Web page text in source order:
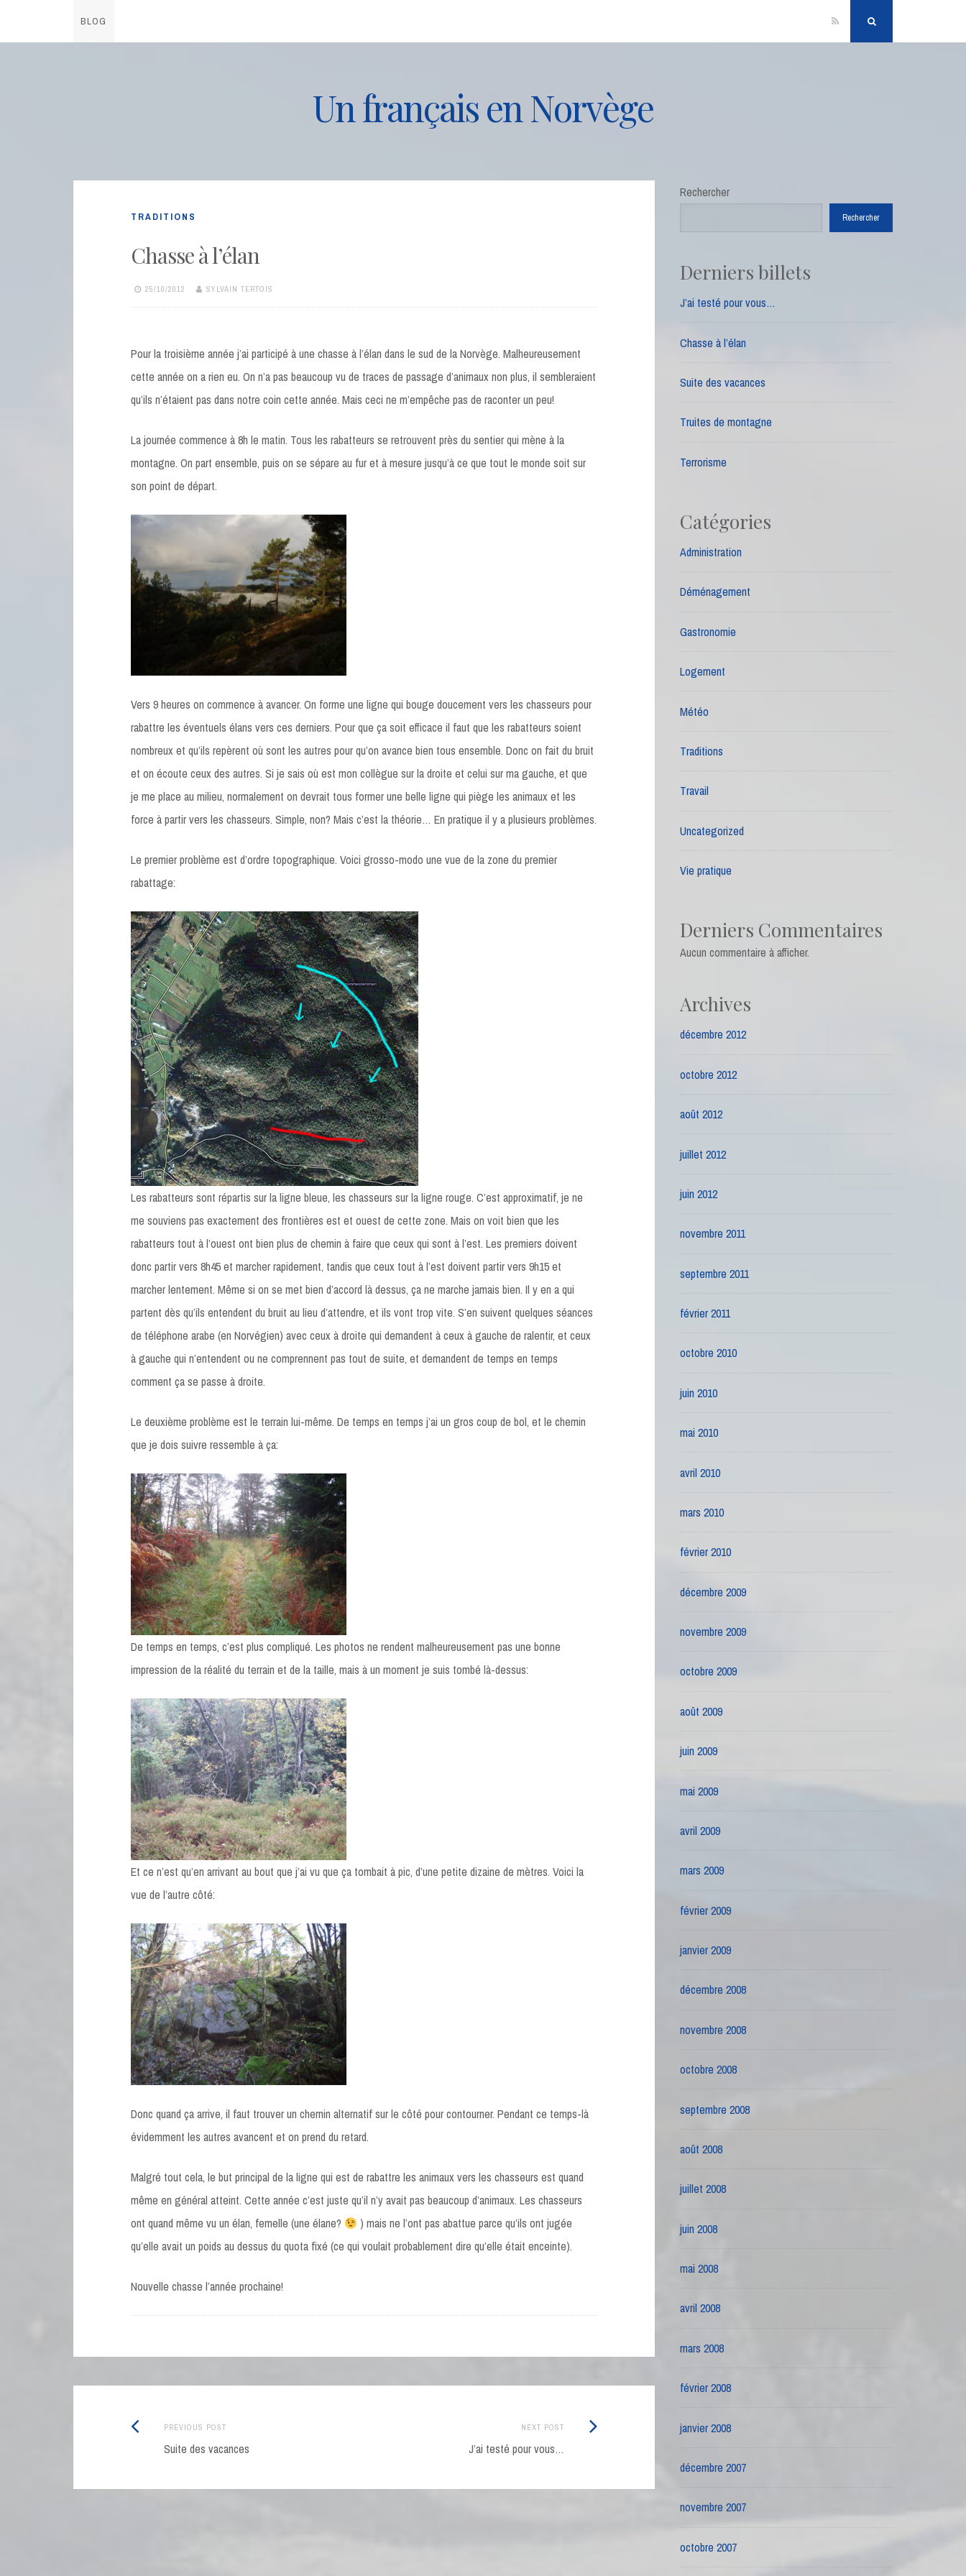
BLOG RSS
Un français en Norvège
TRADITIONS
Chasse à l’élan
25/10/2012 SYLVAIN TERTOIS
Pour la troisième année j’ai participé à une chasse à l’élan dans le sud de la Norvège. Malheureusement
cette année on a rien eu. On n’a pas beaucoup vu de traces de passage d’animaux non plus, il sembleraient
qu’ils n’étaient pas dans notre coin cette année. Mais ceci ne m’empêche pas de raconter un peu!
La journée commence à 8h le matin. Tous les rabatteurs se retrouvent près du sentier qui mène à la
montagne. On part ensemble, puis on se sépare au fur et à mesure jusqu’à ce que tout le monde soit sur
son point de départ.
Vers 9 heures on commence à avancer. On forme une ligne qui bouge doucement vers les chasseurs pour
rabattre les éventuels élans vers ces derniers. Pour que ça soit efficace il faut que les rabatteurs soient
nombreux et qu’ils repèrent où sont les autres pour qu’on avance bien tous ensemble. Donc on fait du bruit
et on écoute ceux des autres. Si je sais où est mon collègue sur la droite et celui sur ma gauche, et que
je me place au milieu, normalement on devrait tous former une belle ligne qui piège les animaux et les
force à partir vers les chasseurs. Simple, non? Mais c’est la théorie… En pratique il y a plusieurs problèmes.
Le premier problème est d’ordre topographique. Voici grosso-modo une vue de la zone du premier
rabattage:
Les rabatteurs sont répartis sur la ligne bleue, les chasseurs sur la ligne rouge. C’est approximatif, je ne
me souviens pas exactement des frontières est et ouest de cette zone. Mais on voit bien que les
rabatteurs tout à l’ouest ont bien plus de chemin à faire que ceux qui sont à l’est. Les premiers doivent
donc partir vers 8h45 et marcher rapidement, tandis que ceux tout à l’est doivent partir vers 9h15 et
marcher lentement. Même si on se met bien d’accord là dessus, ça ne marche jamais bien. Il y en a qui
partent dès qu’ils entendent du bruit au lieu d’attendre, et ils vont trop vite. S’en suivent quelques séances
de téléphone arabe (en Norvégien) avec ceux à droite qui demandent à ceux à gauche de ralentir, et ceux
à gauche qui n’entendent ou ne comprennent pas tout de suite, et demandent de temps en temps
comment ça se passe à droite.
Le deuxième problème est le terrain lui-même. De temps en temps j’ai un gros coup de bol, et le chemin
que je dois suivre ressemble à ça:
De temps en temps, c’est plus compliqué. Les photos ne rendent malheureusement pas une bonne
impression de la réalité du terrain et de la taille, mais à un moment je suis tombé là-dessus:
Et ce n’est qu’en arrivant au bout que j’ai vu que ça tombait à pic, d’une petite dizaine de mètres. Voici la
vue de l’autre côté:
Donc quand ça arrive, il faut trouver un chemin alternatif sur le côté pour contourner. Pendant ce temps-là
évidemment les autres avancent et on prend du retard.
Malgré tout cela, le but principal de la ligne qui est de rabattre les animaux vers les chasseurs est quand
même en général atteint. Cette année c’est juste qu’il n’y avait pas beaucoup d’animaux. Les chasseurs
ont quand même vu un élan, femelle (une élane?
) mais ne l’ont pas abattue parce qu’ils ont jugée
qu’elle avait un poids au dessus du quota fixé (ce qui voulait probablement dire qu’elle était enceinte).
Nouvelle chasse l’année prochaine!
Post
navigation
PREVIOUS POSTPrevious
post:
Suite des vacances
NEXT POST
J’ai testé pour vous…
Next
Rechercher
Rechercher
Derniers billets
J’ai testé pour vous…
Chasse à l’élan
Suite des vacances
Truites de montagne
Terrorisme
Catégories
Administration
Déménagement
Gastronomie
Logement
Météo
Traditions
Travail
Uncategorized
Vie pratique
Derniers Commentaires
Aucun commentaire à afficher.
Archives
décembre 2012
octobre 2012
août 2012
juillet 2012
juin 2012
novembre 2011
septembre 2011
février 2011
octobre 2010
juin 2010
mai 2010
avril 2010
mars 2010
février 2010
décembre 2009
novembre 2009
octobre 2009
août 2009
juin 2009
mai 2009
avril 2009
mars 2009
février 2009
janvier 2009
décembre 2008
novembre 2008
octobre 2008
septembre 2008
août 2008
juillet 2008
juin 2008
mai 2008
avril 2008
mars 2008
février 2008
janvier 2008
décembre 2007
novembre 2007
octobre 2007